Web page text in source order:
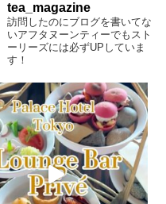
tea_magazine
訪問したのにブログを書いてな
いアフタヌーンティーでもスト
ーリーズには必ずUPしていま
す！